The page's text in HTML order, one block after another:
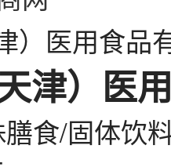
津）医
食/固体饮